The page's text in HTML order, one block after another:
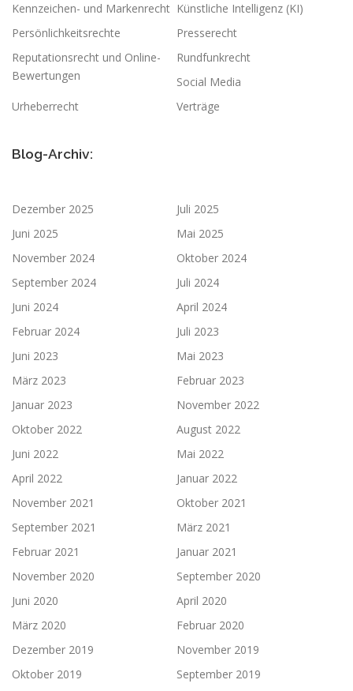
Kennzeichen- und Markenrecht Künstliche Intelligenz (KI)
Persönlichkeitsrechte
Presserecht
Reputationsrecht und Online-
Bewertungen
Rundfunkrecht
Social Media
Urheberrecht
Verträge
Blog-Archiv:
Dezember 2025
Juli 2025
Juni 2025
Mai 2025
November 2024
Oktober 2024
September 2024
Juli 2024
Juni 2024
April 2024
Februar 2024
Juli 2023
Juni 2023
Mai 2023
März 2023
Februar 2023
Januar 2023
November 2022
Oktober 2022
August 2022
Juni 2022
Mai 2022
April 2022
Januar 2022
November 2021
Oktober 2021
September 2021
März 2021
Februar 2021
Januar 2021
November 2020
September 2020
Juni 2020
April 2020
März 2020
Februar 2020
Dezember 2019
November 2019
Oktober 2019
September 2019